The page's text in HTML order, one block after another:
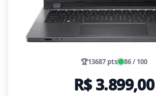
🏆13687 pts 86 / 100
R$ 3.899,00